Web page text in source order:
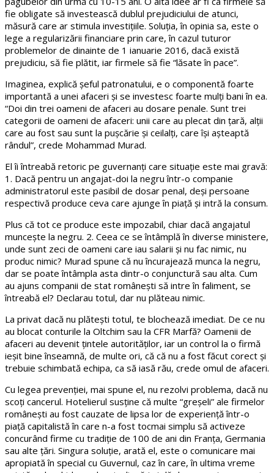
fie obligate să investească dublul prejudiciului de atunci,
măsură care ar stimula investițiile. Soluția, în opinia sa, este o
lege a regularizării financiare prin care, în cazul tuturor
problemelor de dinainte de 1 ianuarie 2016, dacă există
prejudiciu, să fie plătit, iar firmele să fie “lăsate în pace”.
Imaginea, explică șeful patronatului, e o componentă foarte
importantă a unei afaceri și se investesc foarte mulți bani în ea.
“Doi din trei oameni de afaceri au dosare penale. Sunt trei
categorii de oameni de afaceri: unii care au plecat din țară, alții
care au fost sau sunt la pușcărie și ceilalți, care își așteaptă
rândul”, crede Mohammad Murad.
El îi întreabă retoric pe guvernanți care situație este mai gravă:
1. Dacă pentru un angajat-doi la negru într-o companie
administratorul este pasibil de dosar penal, deși persoane
respectivă produce ceva care ajunge în piață și intră la consum.
Plus că tot ce produce este impozabil, chiar dacă angajatul
muncește la negru. 2. Ceea ce se întâmplă în diverse ministere,
unde sunt zeci de oameni care iau salarii și nu fac nimic, nu
produc nimic? Murad spune că nu încurajează munca la negru,
dar se poate întâmpla asta dintr-o conjunctură sau alta. Cum
au ajuns companii de stat românești să intre în faliment, se
întreabă el? Declarau totul, dar nu plăteau nimic.
La privat dacă nu plătești totul, te blochează imediat. De ce nu
au blocat conturile la Oltchim sau la CFR Marfă? Oamenii de
afaceri au devenit țintele autorităților, iar un control la o firmă
ieșit bine înseamnă, de multe ori, că că nu a fost făcut corect și
trebuie schimbată echipa, ca să iasă rău, crede omul de afaceri.
Cu legea prevenției, mai spune el, nu rezolvi problema, dacă nu
scoți cancerul. Hotelierul susține că multe “greșeli” ale firmelor
românești au fost cauzate de lipsa lor de experiență într-o
piață capitalistă în care n-a fost tocmai simplu să activeze
concurând firme cu tradiție de 100 de ani din Franța, Germania
sau alte țări. Singura soluție, arată el, este o comunicare mai
apropiată în special cu Guvernul, caz în care, în ultima vreme